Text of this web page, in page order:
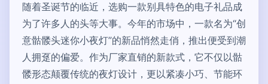
随着圣诞节的临近，选购一款别具特色的电子礼品成
为了许多人的头等大事。今年的市场中，一款名为“创
意骷髅头迷你小夜灯”的新品悄然走俏，推出便受到潮
人拥趸的偏爱。作为厂家直销的新款式，它不仅以骷
髅形态颠覆传统的夜灯设计，更以紧凑小巧、节能环